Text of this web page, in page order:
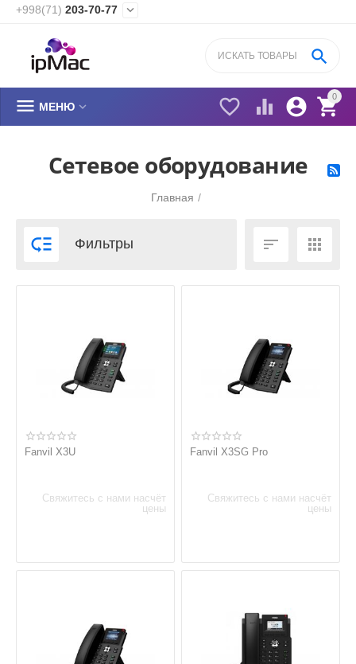
+998(71) 203-70-77 
0


 

 МЕНЮ 
Сетевое оборудование
Главная /
 Фильтры  
Fanvil X3U
Свяжитесь с нами насчёт
цены
Fanvil X3SG Pro
Свяжитесь с нами насчёт
цены